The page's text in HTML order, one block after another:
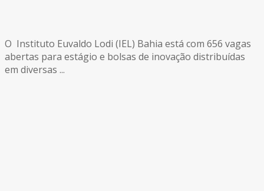
O Instituto Euvaldo Lodi (IEL) Bahia está com 656 vagas
abertas para estágio e bolsas de inovação distribuídas
em diversas ...